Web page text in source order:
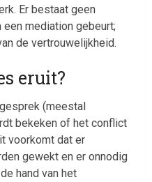
Er bestaat geen
mediation gebeurt;
de vertrouwelijkheid.
eruit?
(meestal
bekeken of het conflict
voorkomt dat er
gewekt en er onnodig
hand van het